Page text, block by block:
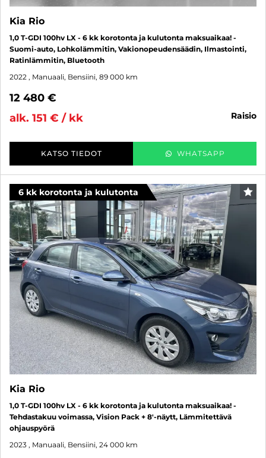
Kia Rio
1,0 T-GDI 100hv LX - 6 kk korotonta ja kulutonta maksuaikaa! -
Suomi-auto, Lohkolämmitin, Vakionopeudensäädin, Ilmastointi,
Ratinlämmitin, Bluetooth
2022 , Manuaali, Bensiini, 89 000 km
12 480 €
alk. 151 € / kk
raisio
KATSO TIEDOT WHATSAPP
6 kk korotonta ja kulutonta
Kia Rio
1,0 T-GDI 100hv LX - 6 kk korotonta ja kulutonta maksuaikaa! -
Tehdastakuu voimassa, Vision Pack + 8'-näytt, Lämmitettävä
ohjauspyörä
2023 , Manuaali, Bensiini, 24 000 km